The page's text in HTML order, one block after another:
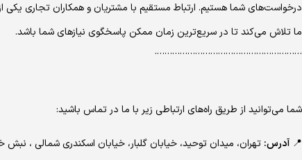
درخواست‌های شما هستیم. ارتباط مستقیم با مشتریان و همکاران تجاری یکی
ما تلاش می‌کند تا در سریع‌ترین زمان ممکن پاسخگوی نیازهای شما باشد.
………………………………………………….
شما می‌توانید از طریق راه‌های ارتباطی زیر با ما در تماس باشید:
📍 آدرس: تهران، میدان توحید، خیابان گلبار، خیابان اسکندری شمالی ،